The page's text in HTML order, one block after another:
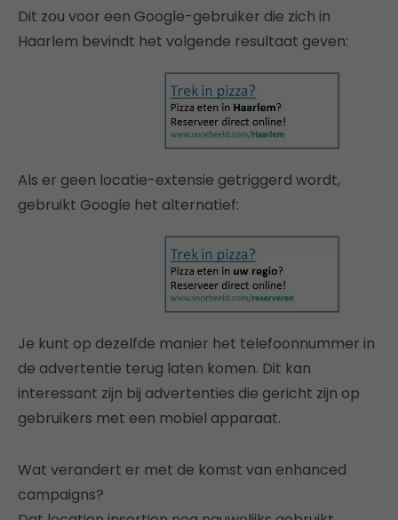
Dit zou voor een Google-gebruiker die zich in
Haarlem bevindt het volgende resultaat geven:
Als er geen locatie-extensie getriggerd wordt,
gebruikt Google het alternatief:
Je kunt op dezelfde manier het telefoonnummer in
de advertentie terug laten komen. Dit kan
interessant zijn bij advertenties die gericht zijn op
gebruikers met een mobiel apparaat.
Wat verandert er met de komst van enhanced
campaigns?